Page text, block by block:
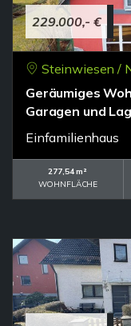
229.000,- €
Steinwiesen /
Geräumiges
Garagen und
Einfamilienhaus
277,54 m²
WOHNFLÄCHE